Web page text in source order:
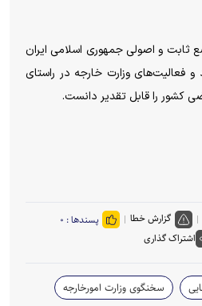
ثابت و اصولی جمهوری اسلامی ایران
فعالیت‌های وزارت خارجه در راستای
کشور را قابل تقدیر دانست.
گزارش خطا پسندها : ۰
اشتراک گذاری
سخنگوی وزارت امورخارجه